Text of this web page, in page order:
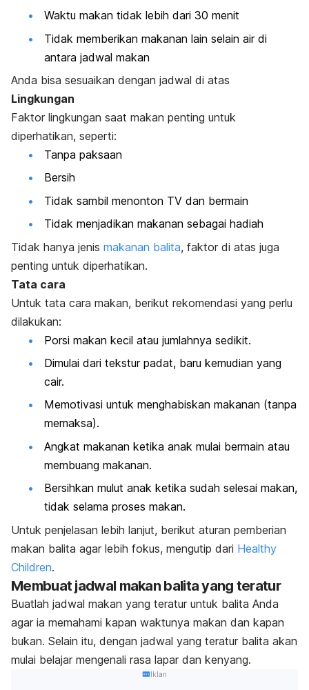
Waktu makan tidak lebih dari 30 menit
Tidak memberikan makanan lain selain air di
antara jadwal makan
Anda bisa sesuaikan dengan jadwal di atas
Lingkungan
Faktor lingkungan saat makan penting untuk
diperhatikan, seperti:
Tanpa paksaan
Bersih
Tidak sambil menonton TV dan bermain
Tidak menjadikan makanan sebagai hadiah
Tidak hanya jenis makanan balita, faktor di atas juga
penting untuk diperhatikan.
Tata cara
Untuk tata cara makan, berikut rekomendasi yang perlu
dilakukan:
Porsi makan kecil atau jumlahnya sedikit.
Dimulai dari tekstur padat, baru kemudian yang
cair.
Memotivasi untuk menghabiskan makanan (tanpa
memaksa).
Angkat makanan ketika anak mulai bermain atau
membuang makanan.
Bersihkan mulut anak ketika sudah selesai makan,
tidak selama proses makan.
Untuk penjelasan lebih lanjut, berikut aturan pemberian
makan balita agar lebih fokus, mengutip dari Healthy
Children.
Membuat jadwal makan balita yang teratur
Buatlah jadwal makan yang teratur untuk balita Anda
agar ia memahami kapan waktunya makan dan kapan
bukan. Selain itu, dengan jadwal yang teratur balita akan
mulai belajar mengenali rasa lapar dan kenyang.
Iklan